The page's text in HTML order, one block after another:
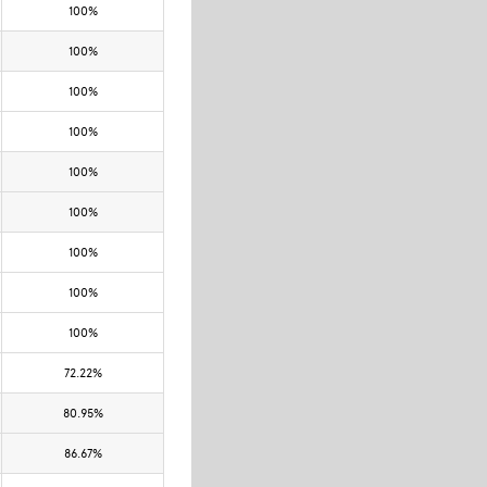
100%
100%
100%
100%
100%
100%
100%
100%
100%
72.22%
80.95%
86.67%